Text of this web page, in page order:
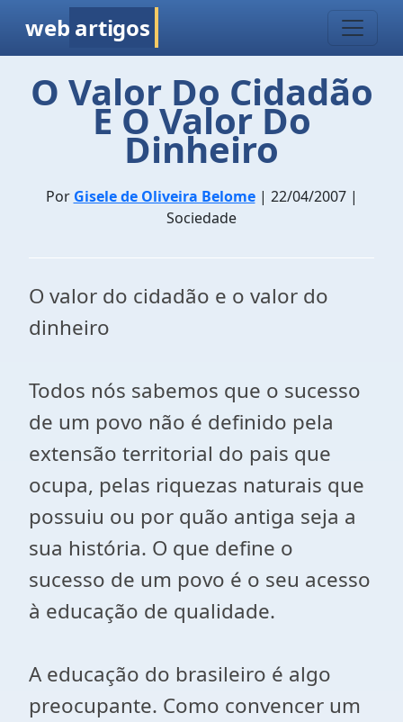
web artigos
O Valor Do Cidadão
E O Valor Do
Dinheiro
Por Gisele de Oliveira Belome| 22/04/2007 |
Sociedade
O valor do cidadão e o valor do
dinheiro
Todos nós sabemos que o sucesso
de um povo não é definido pela
extensão territorial do pais que
ocupa, pelas riquezas naturais que
possuiu ou por quão antiga seja a
sua história. O que define o
sucesso de um povo é o seu acesso
à educação de qualidade.
A educação do brasileiro é algo
preocupante. Como convencer um